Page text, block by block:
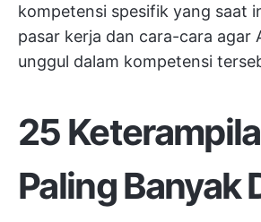
kompetensi spesifik yang saat
pasar kerja dan cara-cara agar
unggul dalam kompetensi
25
Paling Banyak